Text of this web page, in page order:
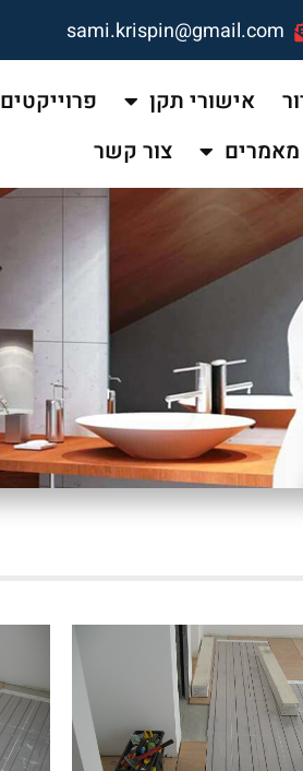
sami.krispin@gmail.com
אישורי תקן
פרוייקטים
מאמרים צור קשר